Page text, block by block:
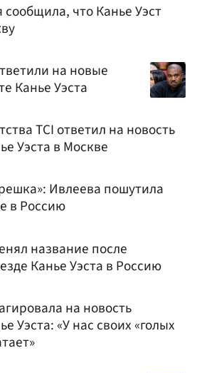
сообщила, что Канье Уэст
на новые
Канье Уэста
TCI ответил на новость
Уэста в Москве
Ивлеева пошутила
в Россию
название после
Канье Уэста в Россию
на новость
Уэста: «У нас своих «голых